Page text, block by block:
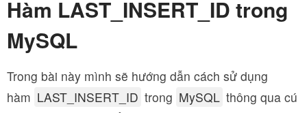
Hàm LAST_INSERT_ID trong
MySQL
Trong bài này mình sẽ hướng dẫn cách sử dụng
hàm LAST_INSERT_ID trong MySQL thông qua cú